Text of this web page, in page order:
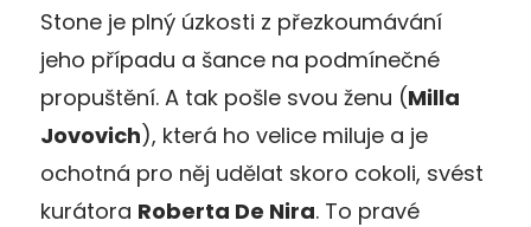
Stone je plný úzkosti z přezkoumávání
jeho případu a šance na podmínečné
propuštění. A tak pošle svou ženu (Milla
Jovovich), která ho velice miluje a je
ochotná pro něj udělat skoro cokoli, svést
kurátora Roberta De Nira. To pravé